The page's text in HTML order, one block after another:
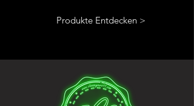
Produkte Entdecken >